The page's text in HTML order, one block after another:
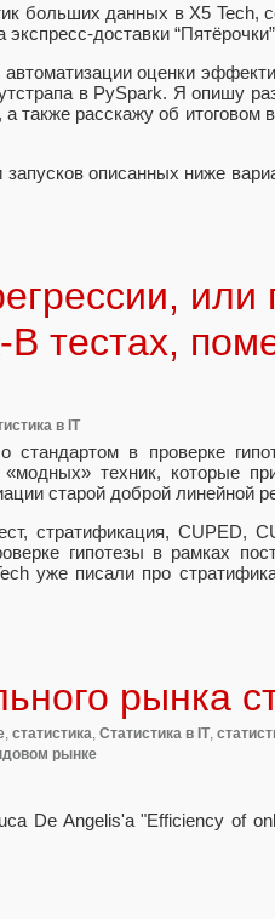
больших данных в X5 Tech,
доставки
оценки
в PySpark. Я опишу
также расскажу об итоговом
описанных ниже
или
тестах,
в IT
стандартом в проверке
техник, которые
старой доброй линейной
стратификация, CUPED,
гипотезы в рамках
уже писали про
рынка
статистика Статистика в IT,
рынке
De Angelis'a "Efficiency of